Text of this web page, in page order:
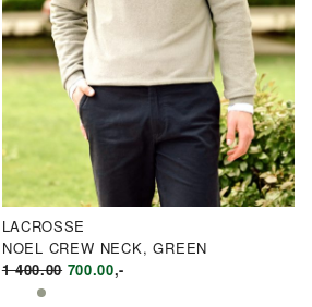
LACROSSE
NOEL CREW NECK, GREEN
1 400.00 OPPRINNELIG
700.00NÅVÆRENDE
,-